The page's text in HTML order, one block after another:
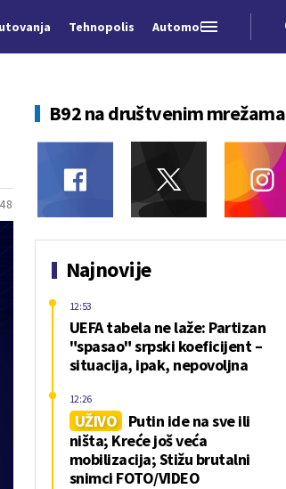
Tehnopolis Automobili
B92 na društvenim mrežama
Najnovije
UEFA tabela ne laže: Partizan
"spasao" srpski koeficijent –
situacija, ipak, nepovoljna
12:53
UŽIVO
Putin ide na sve ili
ništa; Kreće još veća
mobilizacija; Stižu brutalni
snimci FOTO/VIDEO
12:26